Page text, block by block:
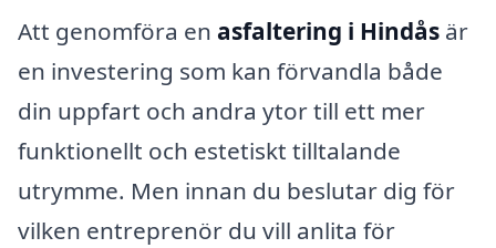
Att genomföra en asfaltering i Hindås är
en investering som kan förvandla både
din uppfart och andra ytor till ett mer
funktionellt och estetiskt tilltalande
utrymme. Men innan du beslutar dig för
vilken entreprenör du vill anlita för